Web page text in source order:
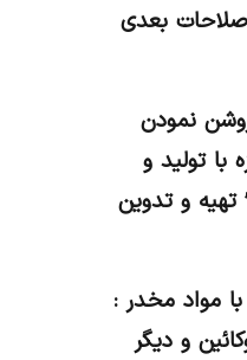
مصوب ۱۳۷۶ و اصلاحات بعدی
نمودن
با تولید و
و تدوین
با مواد مخدر :
و دیگر